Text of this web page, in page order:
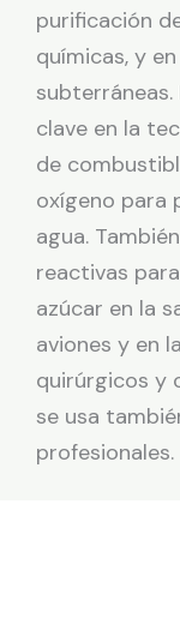
purificación
químicas, y
subterráneas.
clave en la
de
oxígeno para
agua.
reactivas
azúcar en la
aviones y en
quirúrgicos y
se usa
profesionales.